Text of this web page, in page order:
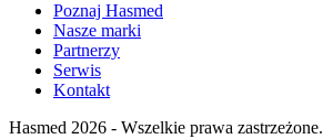
Poznaj Hasmed
Nasze marki
Partnerzy
Serwis
Kontakt
Hasmed 2026 - Wszelkie prawa zastrzeżone.